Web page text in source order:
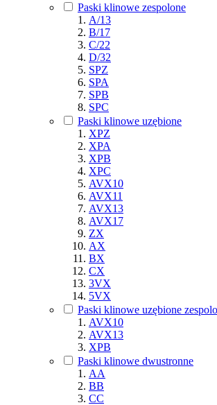
Paski klinowe zespolone
A/13
B/17
C/22
D/32
SPZ
SPA
SPB
SPC
Paski klinowe uzębione
XPZ
XPA
XPB
XPC
AVX10
AVX11
AVX13
AVX17
ZX
AX
BX
CX
3VX
5VX
Paski klinowe uzębione
AVX10
AVX13
XPB
Paski klinowe dwustronne
AA
BB
CC